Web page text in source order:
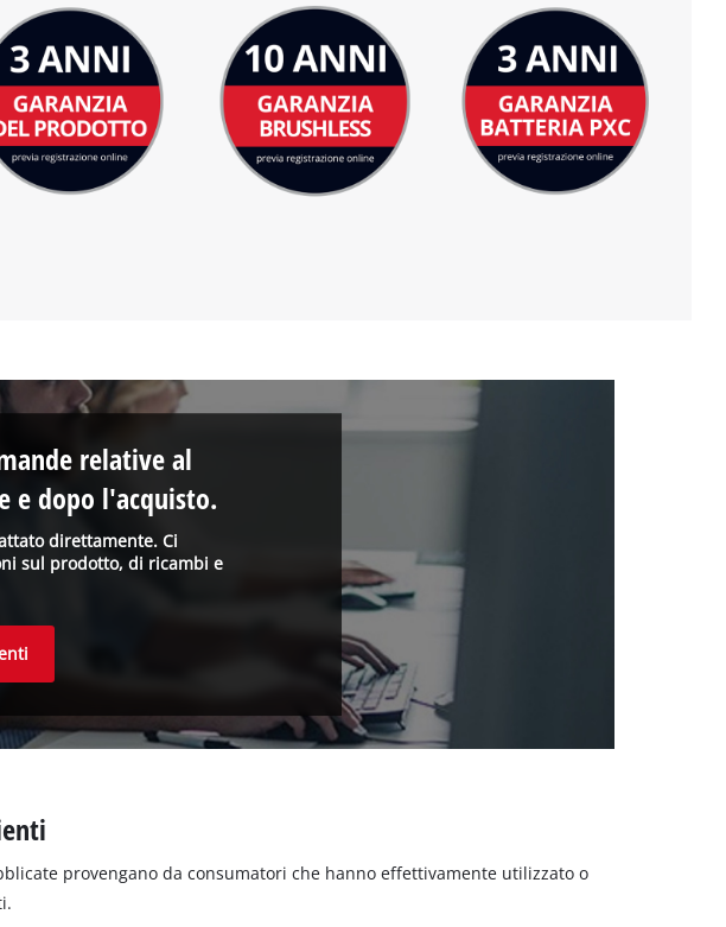
direttamente. Ci
sul prodotto, di ricambi e
relative al
e dopo l'acquisto.
provengano da consumatori che hanno effettivamente utilizzato o